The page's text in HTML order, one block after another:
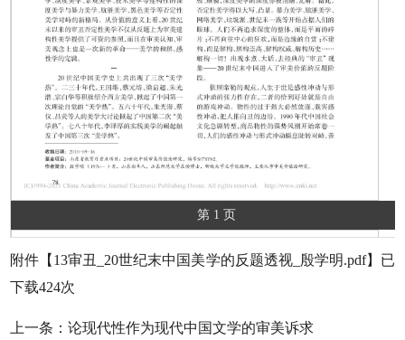
第 1 页
附件【 13审丑_20世纪末中国美学的反题透视_殷学明.pdf】已
下载424次
上一条：论现代性作为现代中国文学的审美诉求